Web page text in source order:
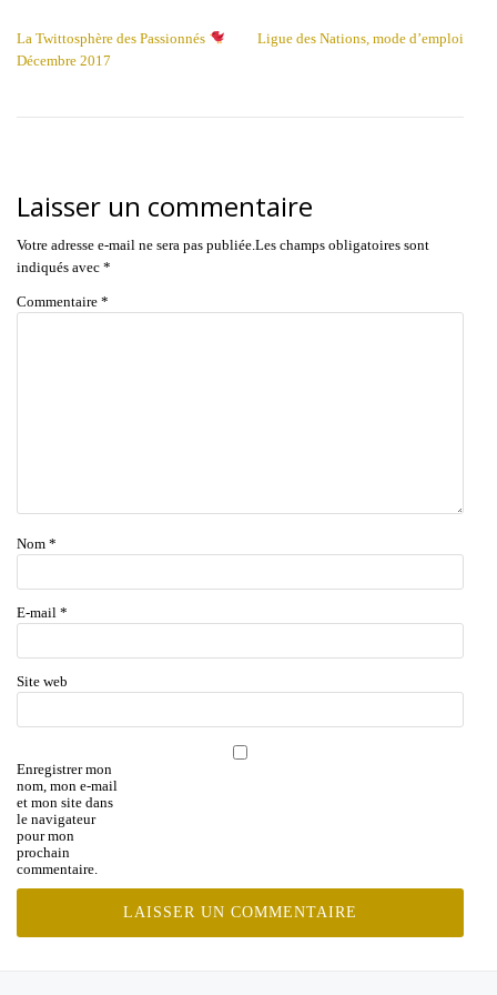
La Twittosphère des Passionnés
Décembre 2017
Ligue des Nations, mode d’emploi
Laisser un commentaire
Votre adresse e-mail ne sera pas publiée. Les champs obligatoires sont
indiqués avec *
Commentaire *
Nom *
E-mail *
Site web
Enregistrer mon
nom, mon e-mail
et mon site dans
le navigateur
pour mon
prochain
commentaire.